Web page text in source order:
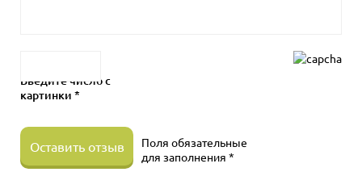
Введите число с
картинки *
Оставить отзыв
Поля обязательные
для заполнения *